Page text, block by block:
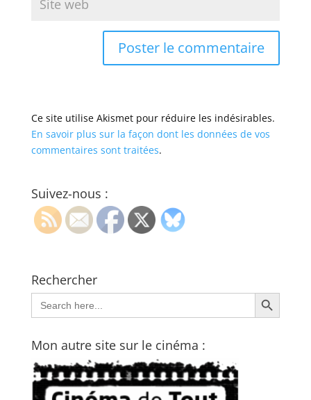
Ce site utilise Akismet pour réduire les indésirables.
En savoir plus sur la façon dont les données de vos
commentaires sont traitées.
Suivez-nous :
Rechercher
Search
for:
Search Button
Mon autre site sur le cinéma :